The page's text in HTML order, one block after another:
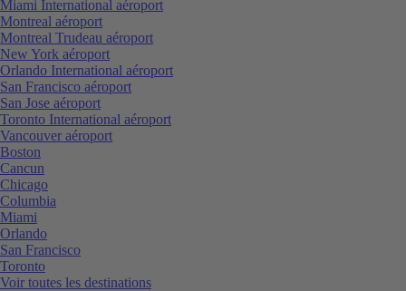
Miami International aéroport
Montreal aéroport
Montreal Trudeau aéroport
New York aéroport
Orlando International aéroport
San Francisco aéroport
San Jose aéroport
Toronto International aéroport
Vancouver aéroport
Boston
Cancun
Chicago
Columbia
Miami
Orlando
San Francisco
Toronto
Voir toutes les destinations